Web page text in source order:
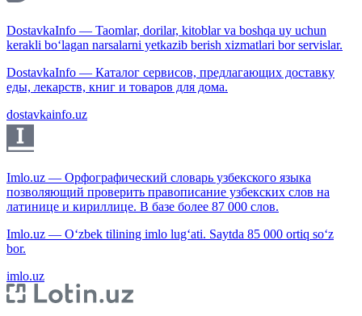
DostavkaInfo — Taomlar, dorilar, kitoblar va boshqa uy uchun
kerakli bo‘lagan narsalarni yetkazib berish xizmatlari bor servislar.
DostavkaInfo — Каталог сервисов, предлагающих доставку
еды, лекарств, книг и товаров для дома.
dostavkainfo.uz
Imlo.uz — Орфографический словарь узбекского языка
позволяющий проверить правописание узбекских слов на
латинице и кириллице. В базе более 87 000 слов.
Imlo.uz — O‘zbek tilining imlo lug‘ati. Saytda 85 000 ortiq so‘z
bor.
imlo.uz